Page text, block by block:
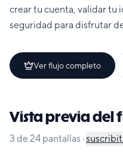
crear tu cuenta, validar tu
seguridad para disfrutar
Ver flujo completo
Vista previa del
3 de 24 pantallas ·